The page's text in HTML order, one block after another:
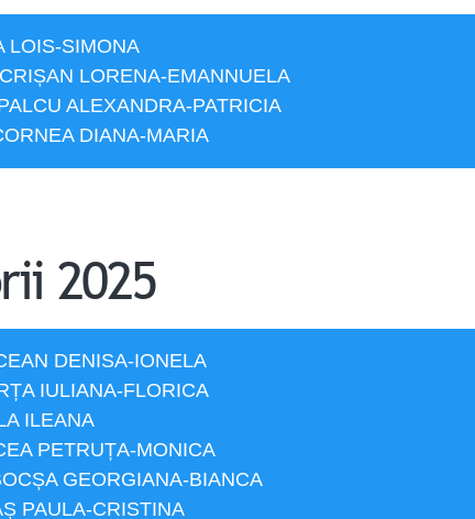
LOIS-SIMONA
LORENA-EMANNUELA
ALEXANDRA-PATRICIA
DIANA-MARIA
2025
DENISA-IONELA
IULIANA-FLORICA
ILEANA
PETRUȚA-MONICA
GEORGIANA-BIANCA
PAULA-CRISTINA